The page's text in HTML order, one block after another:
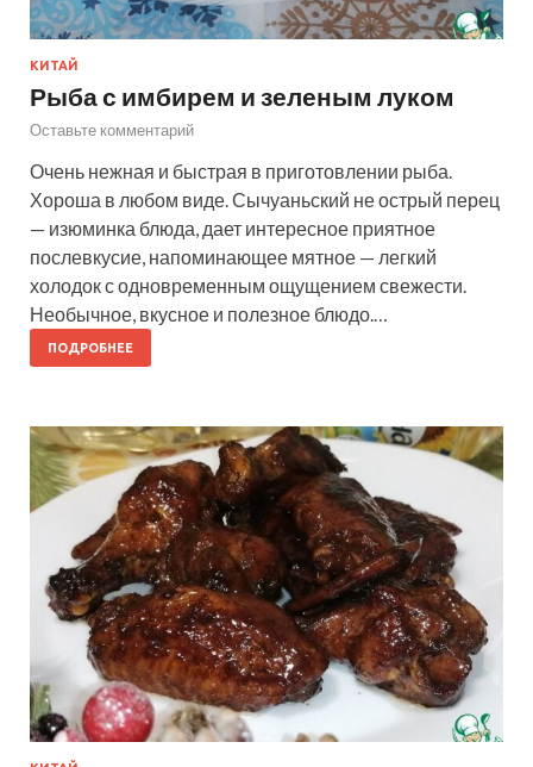
КИТАЙ
Рыба с имбирем и зеленым луком
Оставьте комментарий
Очень нежная и быстрая в приготовлении рыба.
Хороша в любом виде. Сычуаньский не острый перец
— изюминка блюда, дает интересное приятное
послевкусие, напоминающее мятное — легкий
холодок с одновременным ощущением свежести.
Необычное, вкусное и полезное блюдо.…
ПОДРОБНЕЕ